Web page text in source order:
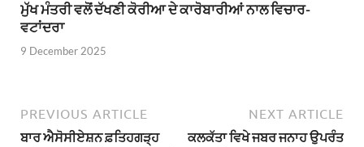
ਮੁੱਖ ਮੰਤਰੀ ਵਲੋਂ ਦੱਖਣੀ ਕੋਰੀਆ ਦੇ ਕਾਰੋਬਾਰੀਆਂ ਨਾਲ ਵਿਚਾਰ-
ਵਟਾਂਦਰਾ
9 December 2025
PREVIOUS ARTICLE
ਬਾਰ ਐਸੋਸੀਏਸ਼ਨ ਫ਼ਤਿਹਗੜ੍ਹ
NEXT ARTICLE
ਕਲਕੱਤਾ ਵਿਖੇ ਜਬਰ ਜਨਾਹ ਉਪਰੰਤ